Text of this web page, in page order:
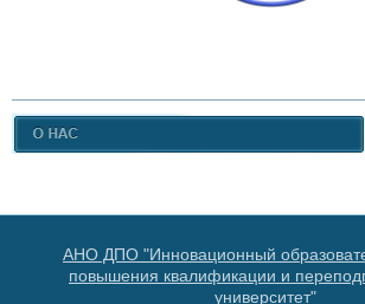
АНО ДПО "Инновационный
повышения квалификации и
университет"